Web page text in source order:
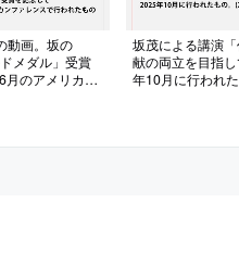
動画。坂の
メダル」受賞
月のアメリカ建
坂茂による講演
献の両立を目指
年10月に行われ